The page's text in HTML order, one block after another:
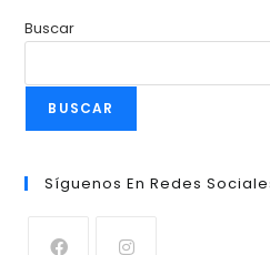
Buscar
BUSCAR
Síguenos En Redes